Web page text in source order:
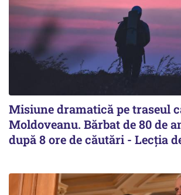
Misiune dramatică pe traseul
Moldoveanu. Bărbat de 80 de
după 8 ore de căutări - Lecția